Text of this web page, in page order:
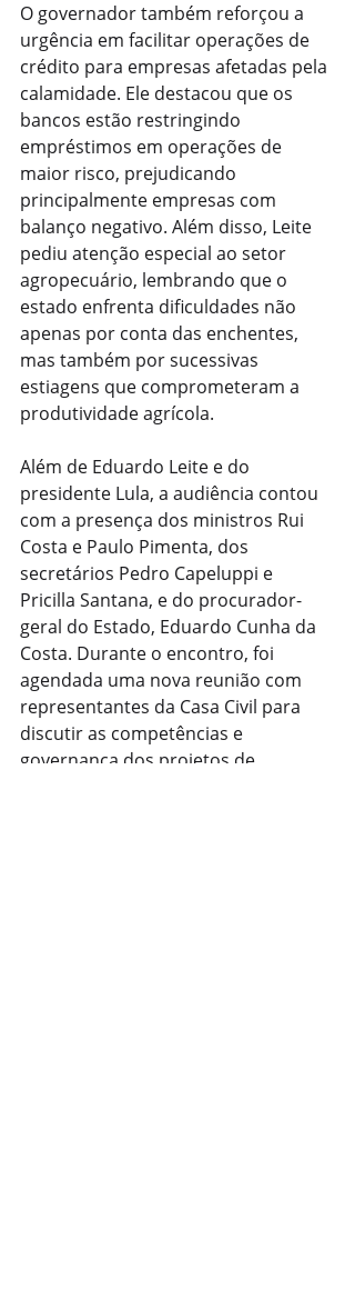
O governador também reforçou a
urgência em facilitar operações de
crédito para empresas afetadas pela
calamidade. Ele destacou que os
bancos estão restringindo
empréstimos em operações de
maior risco, prejudicando
principalmente empresas com
balanço negativo. Além disso, Leite
pediu atenção especial ao setor
agropecuário, lembrando que o
estado enfrenta dificuldades não
apenas por conta das enchentes,
mas também por sucessivas
estiagens que comprometeram a
produtividade agrícola.
Além de Eduardo Leite e do
presidente Lula, a audiência contou
com a presença dos ministros Rui
Costa e Paulo Pimenta, dos
secretários Pedro Capeluppi e
Pricilla Santana, e do procurador-
geral do Estado, Eduardo Cunha da
Costa. Durante o encontro, foi
agendada uma nova reunião com
representantes da Casa Civil para
discutir as competências e
governança dos projetos de